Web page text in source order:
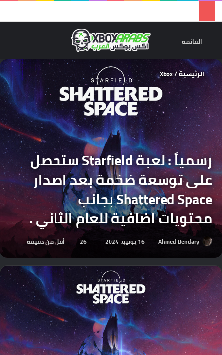
القائمة
الرئيسية/
Xbox
رسمياً : لعبة Starfield ستحصل
على توسعة ضخمة بعد اصدار
Shattered Space بجانب
محتويات اضافية للعام الثاني .
Ahmed Bendary 16 يونيو، 2024 26 أقل من دقيقة